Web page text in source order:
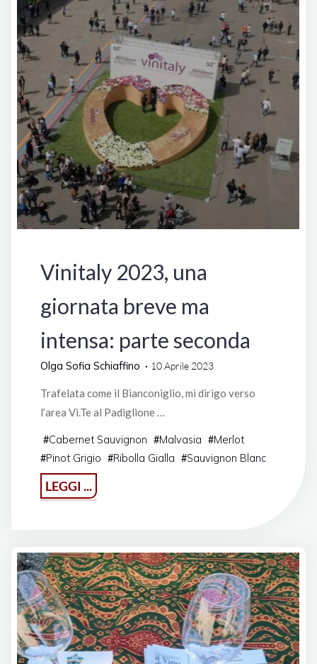
Cave
Winery"
Vinitaly 2023, una
giornata breve ma
intensa: parte seconda
Olga Sofia Schiaffino 10 Aprile 2023
Trafelata come il Bianconiglio, mi dirigo verso
l’area Vi.Te al Padiglione …
#Cabernet Sauvignon #Malvasia #Merlot
#Pinot Grigio #Ribolla Gialla #Sauvignon Blanc
LEGGI ...
2023,
breve
ma
intensa:
parte
seconda"